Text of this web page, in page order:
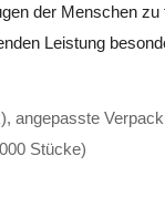
der Menschen
Leistung
angepasste
Stücke)